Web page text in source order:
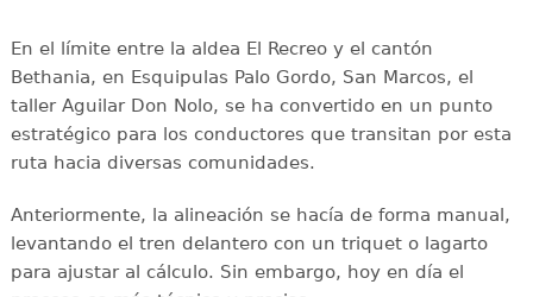
En el límite entre la aldea El Recreo y el cantón
Bethania, en Esquipulas Palo Gordo, San Marcos, el
taller Aguilar Don Nolo, se ha convertido en un punto
estratégico para los conductores que transitan por esta
ruta hacia diversas comunidades.
Anteriormente, la alineación se hacía de forma manual,
levantando el tren delantero con un triquet o lagarto
para ajustar al cálculo. Sin embargo, hoy en día el